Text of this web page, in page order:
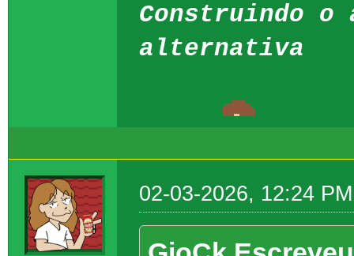
Construindo o
alternativa
02-03-2026, 12:24 PM